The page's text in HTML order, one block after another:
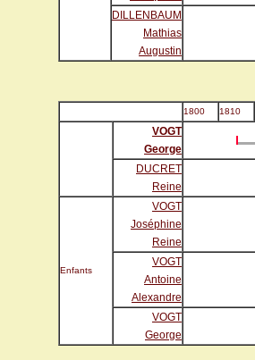
DILLENBAUM
Mathias
Augustin
1800 1810
VOGT
George
DUCRET
Reine
Enfants
VOGT
Joséphine
Reine
VOGT
Antoine
Alexandre
VOGT
George